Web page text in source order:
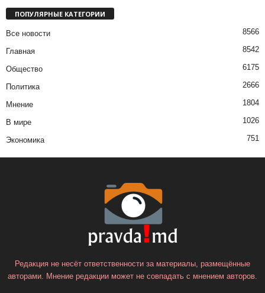
ПОПУЛЯРНЫЕ КАТЕГОРИИ
Все новости 8566
Главная 8542
Общество 6175
Политика 2666
Мнение 1804
В мире 1026
Экономика 751
Редакция не несёт ответственности за материалы, размещённые
авторами. Мнение редакции может не совпадать с мнением авторов.